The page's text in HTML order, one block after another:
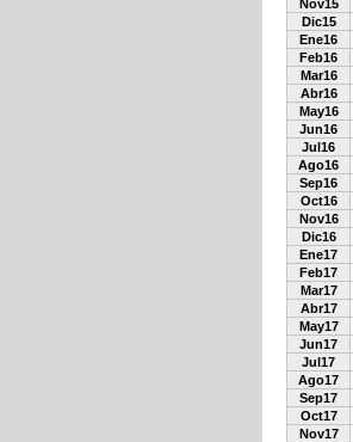
Nov15
Dic15
Ene16
Feb16
Mar16
Abr16
May16
Jun16
Jul16
Ago16
Sep16
Oct16
Nov16
Dic16
Ene17
Feb17
Mar17
Abr17
May17
Jun17
Jul17
Ago17
Sep17
Oct17
Nov17